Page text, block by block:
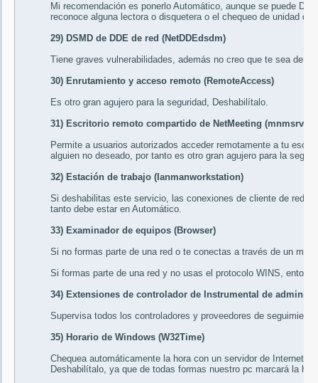
Mi recomendación es ponerlo Automático, aunque se puede
reconoce alguna lectora o disquetera o el chequeo de unidad
29) DSMD de DDE de red (NetDDEdsdm)
Tiene graves vulnerabilidades, además no creo que te sea de
30) Enrutamiento y acceso remoto (RemoteAccess)
Es otro gran agujero para la seguridad, Deshabilítalo.
31) Escritorio remoto compartido de NetMeeting (mnmsrvc)
Permite a usuarios autorizados acceder remotamente a tu
alguien no deseado, por tanto es otro gran agujero para la
32) Estación de trabajo (Ianmanworkstation)
Si deshabilitas este servicio, las conexiones de cliente de red a
tanto debe estar en Automático.
33) Examinador de equipos (Browser)
Si no formas parte de una red o te conectas a través de un
Si formas parte de una red y no usas el protocolo WINS,
34) Extensiones de controlador de Instrumental de
Supervisa todos los controladores y proveedores de
35) Horario de Windows (W32Time)
Chequea automáticamente la hora con un servidor de Internet.
Deshabilítalo, ya que de todas formas nuestro pc marcará la